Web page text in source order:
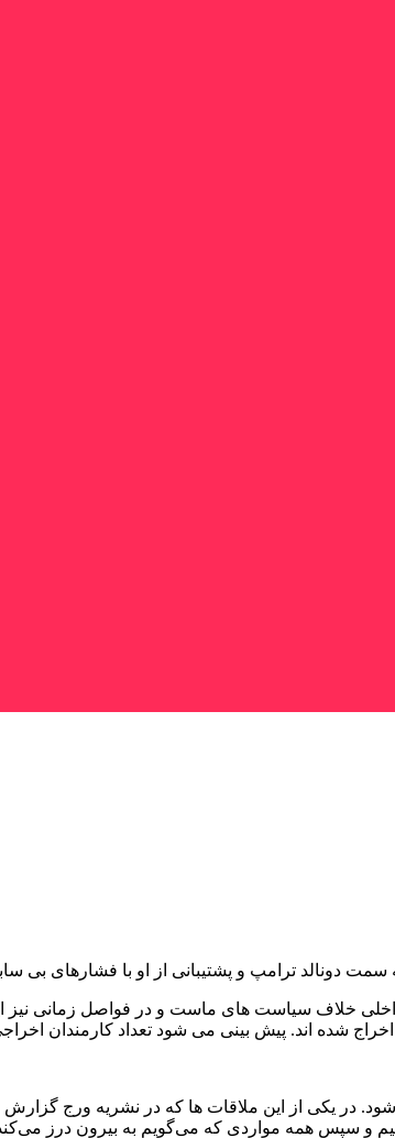
دونالد ترامپ و پشتیبانی از او با فشارهای بی
خلاف سیاست های ماست و در فواصل زمانی نیز
در یکی از این ملاقات ها که در نشریه ورج گزارش
و سپس همه مواردی که می‌گویم به بیرون درز